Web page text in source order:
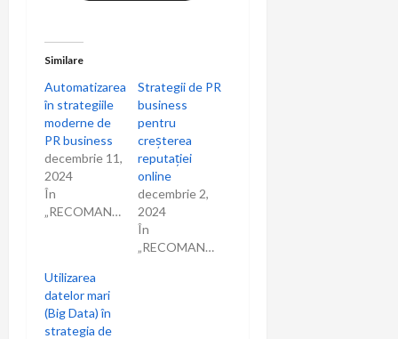
Similare
Automatizarea
în strategiile
moderne de
PR business
decembrie 11,
2024
În
„RECOMANDARI”
Strategii de PR
business
pentru
creșterea
reputației
online
decembrie 2,
2024
În
„RECOMANDARI”
Utilizarea
datelor mari
(Big Data) în
strategia de